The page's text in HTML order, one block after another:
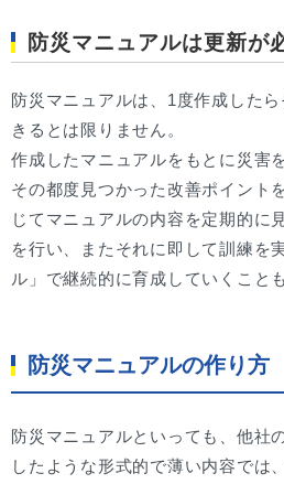
防災マニュアルは更新が
防災マニュアルは、1度作成した
きるとは限りません。
作成したマニュアルをもとに災害
その都度見つかった改善ポイント
じてマニュアルの内容を定期的に
を行い、またそれに即して訓練を
ル」で継続的に育成していくこと
防災マニュアルの作り方
防災マニュアルといっても、他社
したような形式的で薄い内容では